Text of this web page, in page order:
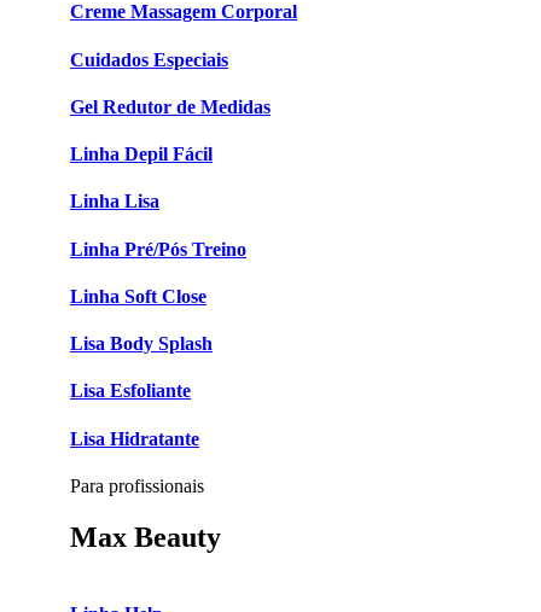
Creme Massagem Corporal
Cuidados Especiais
Gel Redutor de Medidas
Linha Depil Fácil
Linha Lisa
Linha Pré/Pós Treino
Linha Soft Close
Lisa Body Splash
Lisa Esfoliante
Lisa Hidratante
Para profissionais
Max Beauty